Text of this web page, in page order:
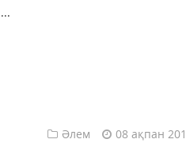
...
Әлем 08 ақпан